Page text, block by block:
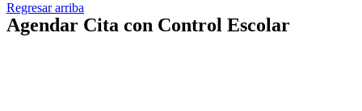
Regresar arriba
Agendar Cita con Control Escolar